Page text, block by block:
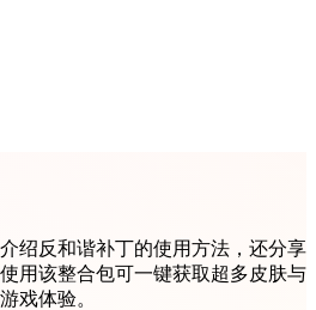
绍反和谐补丁的使用方法，还分享
用该整合包可一键获取超多皮肤与
戏体验。